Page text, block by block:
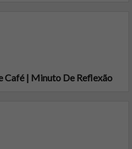
Café | Minuto De Reflexão